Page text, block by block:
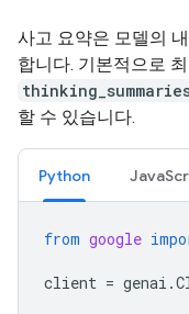
사고 요약은 모델의
합니다. 기본적으로
할 수 있습니다.
Python
from google
client = genai .